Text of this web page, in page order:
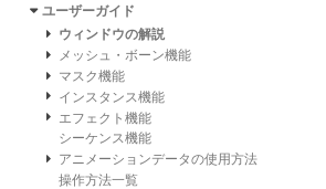
ユーザーガイド
ウィンドウの解説
メッシュ・ボーン機能
マスク機能
インスタンス機能
エフェクト機能
シーケンス機能
アニメーションデータの使用方法
操作方法一覧